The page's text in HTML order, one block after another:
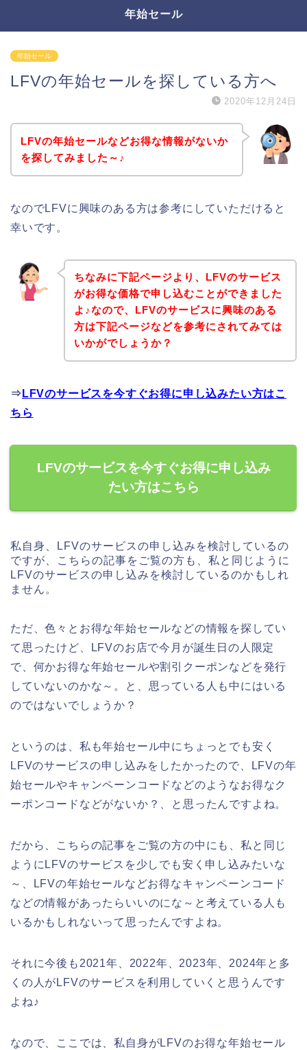
年始セール
年始セール
LFVの年始セールを探している方へ
2020年12月24日
LFVの年始セールなどお得な情報がないか
を探してみました～♪
なのでLFVに興味のある方は参考にしていただけると
幸いです。
ちなみに下記ページより、LFVのサービス
がお得な価格で申し込むことができました
よ♪なので、LFVのサービスに興味のある
方は下記ページなどを参考にされてみては
いかがでしょうか？
⇒ LFVのサービスを今すぐお得に申し込みたい方はこ
ちら
LFVのサービスを今すぐお得に申し込み
たい方はこちら
私自身、LFVのサービスの申し込みを検討しているの
ですが、こちらの記事をご覧の方も、私と同じように
LFVのサービスの申し込みを検討しているのかもしれ
ません。
ただ、色々とお得な年始セールなどの情報を探してい
て思ったけど、LFVのお店で今月が誕生日の人限定
で、何かお得な年始セールや割引クーポンなどを発行
していないのかな～。と、思っている人も中にはいる
のではないでしょうか？
というのは、私も年始セール中にちょっとでも安く
LFVのサービスの申し込みをしたかったので、LFVの年
始セールやキャンペーンコードなどのようなお得なク
ーポンコードなどがないか？、と思ったんですよね。
だから、こちらの記事をご覧の方の中にも、私と同じ
ようにLFVのサービスを少しでも安く申し込みたいな
～、LFVの年始セールなどお得なキャンペーンコード
などの情報があったらいいのにな～と考えている人も
いるかもしれないって思ったんですよね。
それに今後も2021年、2022年、2023年、2024年と多
くの人がLFVのサービスを利用していくと思うんです
よね♪
なので、ここでは、私自身がLFVのお得な年始セール